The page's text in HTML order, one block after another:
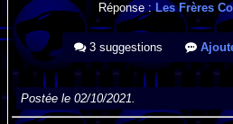
Réponse :Les Frères
3 suggestions
Postée le 02/10/2021.